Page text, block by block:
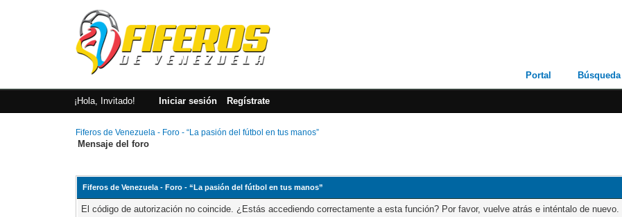
Portal Búsqueda
¡Hola, Invitado! Iniciar sesión Regístrate
Fiferos de Venezuela - Foro - “La pasión del fútbol en tus manos”
Mensaje del foro
Fiferos de Venezuela - Foro - “La pasión del fútbol en tus manos”
El código de autorización no coincide. ¿Estás accediendo correctamente a esta función? Por favor, vuelve atrás e inténtalo de nuevo.